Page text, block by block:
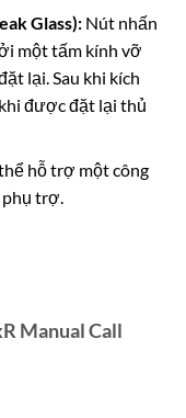
Glass):Nút nhấn
một tấm kính vỡ
lại. Sau khi kích
được đặt lại thủ
hỗ trợ một công
phụ trợ.
Manual Call